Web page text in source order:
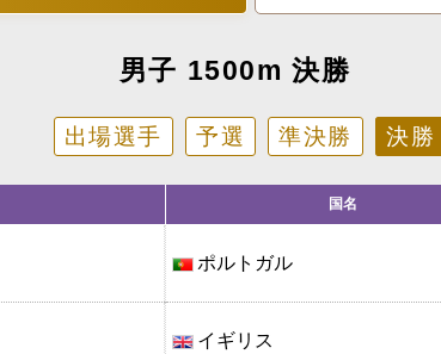
男子 1500m 決勝
出場選手 予選 準決勝 決勝
国名
ポルトガル
イギリス